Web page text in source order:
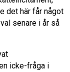
det här får något
senare i år så
icke-fråga i